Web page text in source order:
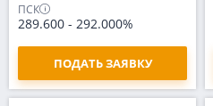
ПСК
289.600 - 292.000%
ПОДАТЬ ЗАЯВКУ